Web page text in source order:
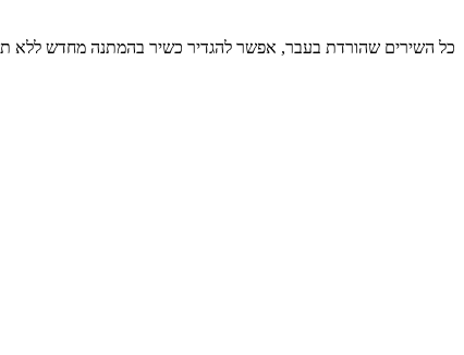
כל השירים שהורדת בעבר, אפשר להגדיר כשיר בהמתנה מחדש ללא